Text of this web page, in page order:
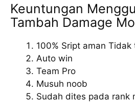
Keuntungan
Tambah Damage
100% Sript aman
Auto win
Team Pro
Musuh noob
Sudah dites pada rank